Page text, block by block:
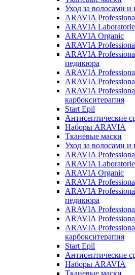
Уход за волосами
ARAVIA
ARAVIA
ARAVIA Organic
ARAVIA
ARAVIA
педикюра
ARAVIA
ARAVIA
ARAVIA
карбокситерапия
Start Epil
Антисептические
Наборы ARAVIA
Тканевые маски
Уход за волосами
ARAVIA
ARAVIA
ARAVIA Organic
ARAVIA
ARAVIA
педикюра
ARAVIA
ARAVIA
ARAVIA
карбокситерапия
Start Epil
Антисептические
Наборы ARAVIA
Тканевые маски